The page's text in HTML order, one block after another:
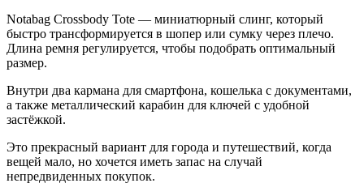
Notabag Crossbody Tote — миниатюрный слинг, который
быстро трансформируется в шопер или сумку через плечо.
Длина ремня регулируется, чтобы подобрать оптимальный
размер.
Внутри два кармана для смартфона, кошелька с документами,
а также металлический карабин для ключей с удобной
застёжкой.
Это прекрасный вариант для города и путешествий, когда
вещей мало, но хочется иметь запас на случай
непредвиденных покупок.